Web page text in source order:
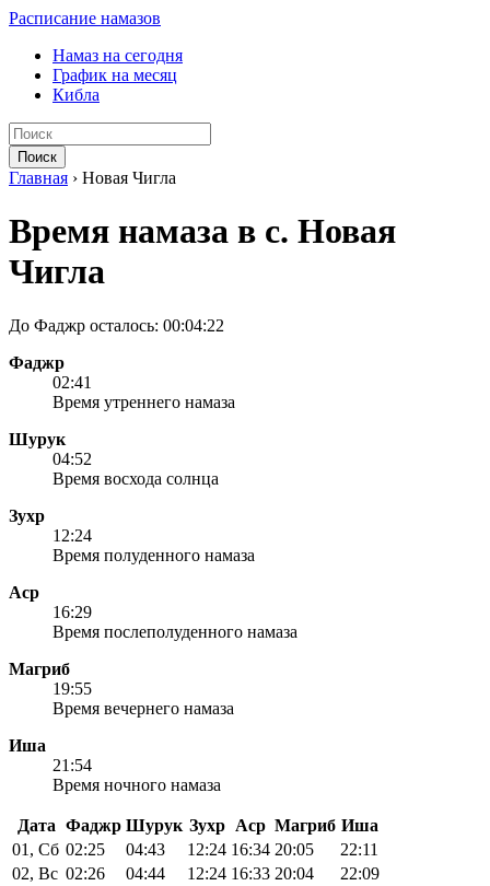
Расписание намазов
Намаз на сегодня
График на месяц
Кибла
Поиск
Главная › Новая Чигла
Время намаза в с. Новая
Чигла
До Фаджр осталось: 00:04:22
Фаджр
02:41
Время утреннего намаза
Шурук
04:52
Время восхода солнца
Зухр
12:24
Время полуденного намаза
Аср
16:29
Время послеполуденного намаза
Магриб
19:55
Время вечернего намаза
Иша
21:54
Время ночного намаза
Дата Фаджр Шурук Зухр Аср Магриб Иша
01, Сб 02:25 04:43 12:24 16:34 20:05
22:11
02, Вс 02:26 04:44 12:24 16:33 20:04
22:09